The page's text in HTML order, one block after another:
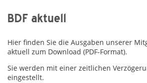
BDF aktuell
Hier finden Sie die Ausgaben unserer
aktuell zum Download (PDF-Format).
Sie werden mit einer zeitlichen
eingestellt.